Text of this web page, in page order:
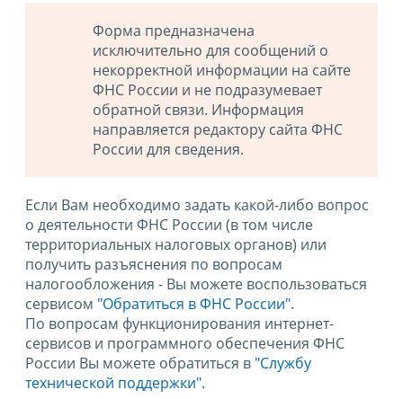
Форма предназначена
исключительно для сообщений о
некорректной информации на сайте
ФНС России и не подразумевает
обратной связи. Информация
направляется редактору сайта ФНС
России для сведения.
Если Вам необходимо задать какой-либо вопрос
о деятельности ФНС России (в том числе
территориальных налоговых органов) или
получить разъяснения по вопросам
налогообложения - Вы можете воспользоваться
сервисом "Обратиться в ФНС России".
По вопросам функционирования интернет-
сервисов и программного обеспечения ФНС
России Вы можете обратиться в "Службу
технической поддержки".